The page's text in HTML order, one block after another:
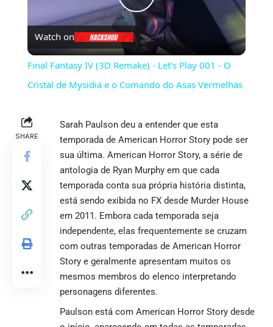
Play
Video
Watch on
Final Fantasy IV (3D Remake) - Let's Play 001 - O
Cristal de Mysidia e o Comando do Asas Vermelhas
SHARE
Sarah Paulson deu a entender que esta
temporada de American Horror Story pode ser
sua última. American Horror Story, a série de
antologia de Ryan Murphy em que cada
temporada conta sua própria história distinta,
está sendo exibida no FX desde Murder House
em 2011. Embora cada temporada seja
independente, elas frequentemente se cruzam
com outras temporadas de American Horror
Story e geralmente apresentam muitos os
mesmos membros do elenco interpretando
personagens diferentes.
Paulson está com American Horror Story desde